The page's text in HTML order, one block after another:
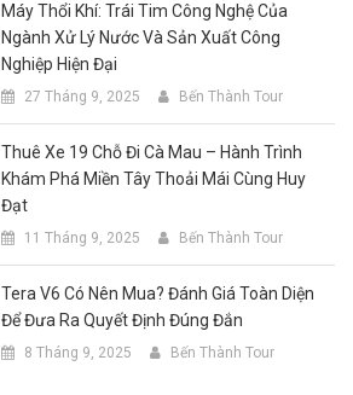
Máy Thổi Khí: Trái Tim Công Nghệ Của
Ngành Xử Lý Nước Và Sản Xuất Công
Nghiệp Hiện Đại
27 Tháng 9, 2025 Bến Thành Tour
Thuê Xe 19 Chỗ Đi Cà Mau – Hành Trình
Khám Phá Miền Tây Thoải Mái Cùng Huy
Đạt
11 Tháng 9, 2025 Bến Thành Tour
Tera V6 Có Nên Mua? Đánh Giá Toàn Diện
Để Đưa Ra Quyết Định Đúng Đắn
8 Tháng 9, 2025 Bến Thành Tour